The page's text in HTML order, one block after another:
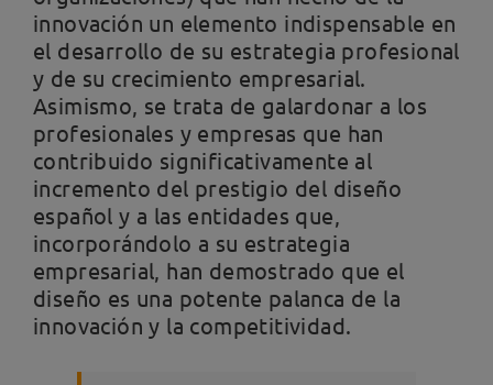
innovación un elemento indispensable en
el desarrollo de su estrategia profesional
y de su crecimiento empresarial.
Asimismo, se trata de galardonar a los
profesionales y empresas que han
contribuido significativamente al
incremento del prestigio del diseño
español y a las entidades que,
incorporándolo a su estrategia
empresarial, han demostrado que el
diseño es una potente palanca de la
innovación y la competitividad.